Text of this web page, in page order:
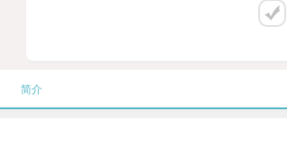
简介